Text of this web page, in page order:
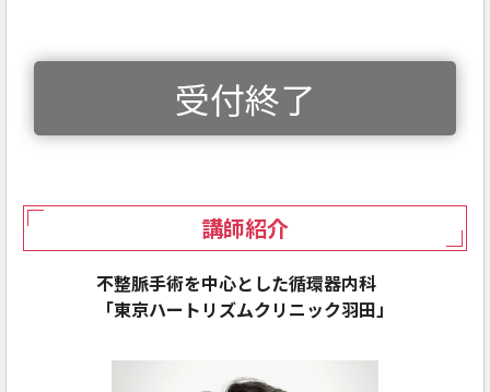
受付終了
講師紹介
不整脈手術を中心とした循環器内科
「東京ハートリズムクリニック羽田」